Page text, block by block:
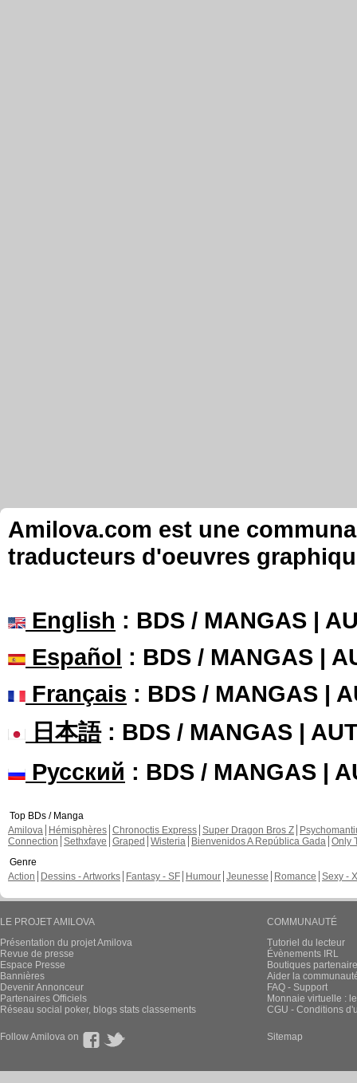
Amilova.com est une
traducteurs d'oeuvres
English : BDS / MANGAS |
Español : BDS / MANGAS |
Français : BDS / MANGAS |
日本語: BDS / MANGAS |
Русский : BDS / MANGAS |
Top BDs / Manga
Amilova
Hémisphères Chronoctis Express Super Dragon Bros Z
Connection Sethxfaye Graped Wisteria Bienvenidos A República Gada Only
Genre
Action
Dessins - Artworks Fantasy - SF Humour Jeunesse Romance Sexy -
LE PROJET AMILOVA
Présentation du projet Amilova
Revue de presse
Espace Presse
Bannières
Devenir Annonceur
Partenaires Officiels
Réseau social poker, blogs stats classements
COMMUNAUTÉ
Tutoriel du lecteur
Évènements IRL
Boutiques
Aider la
FAQ - Support
Monnaie virtuelle :
CGU - Conditions
Follow Amilova on Sitemap